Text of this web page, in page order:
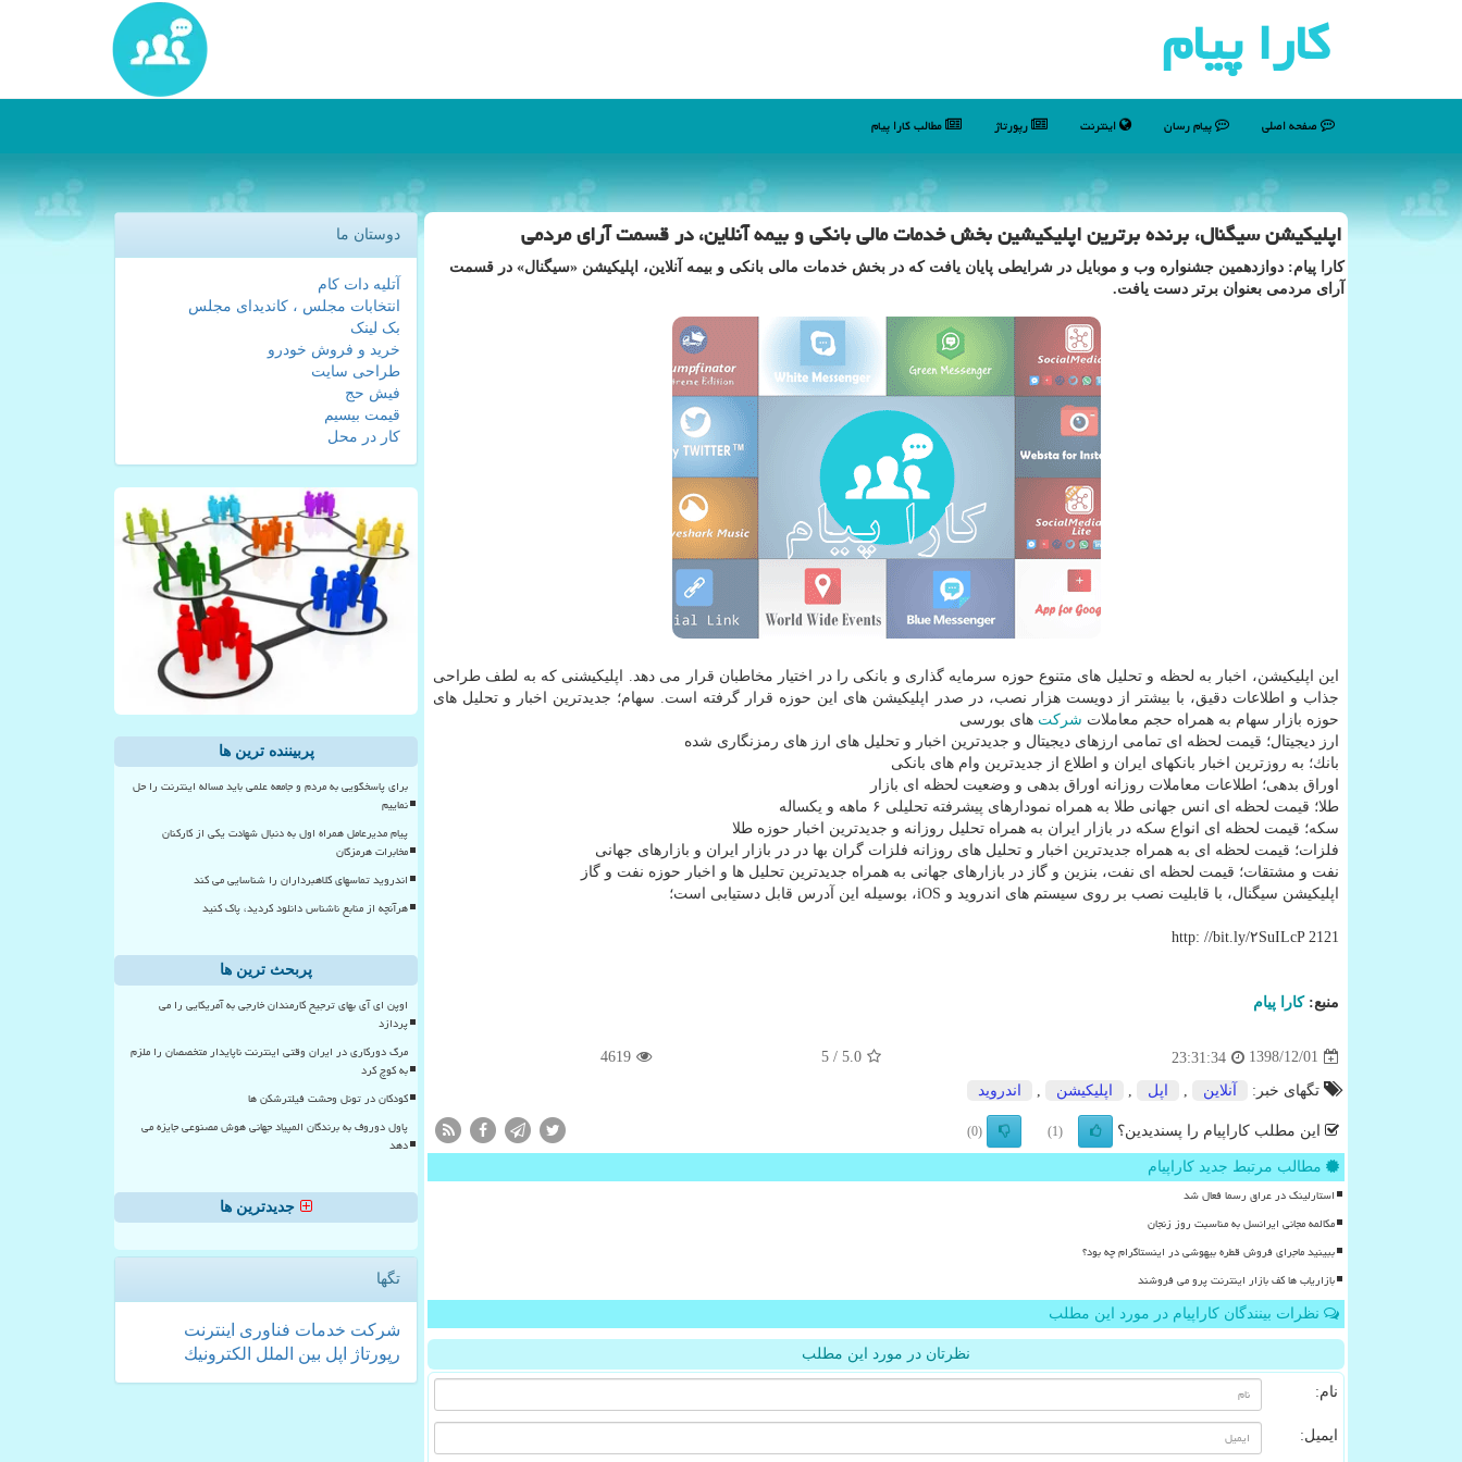
كارا پیام
صفحه اصلی پیام رسان اینترنت رپورتاژ مطالب كارا پیام
اپلیكیشن سیگنال، برنده برترین اپلیكیشین بخش خدمات مالی بانكی و بیمه آنلاین، در قسمت آرای مردمی
كارا پیام: دوازدهمین جشنواره وب و موبایل در شرایطی پایان یافت كه در بخش خدمات مالی بانكی و بیمه آنلاین، اپلیكیشن «سیگنال» در قسمت
آرای مردمی بعنوان برتر دست یافت.
این اپلیكیشن، اخبار به لحظه و تحلیل های متنوع حوزه سرمایه گذاری و بانكی را در اختیار مخاطبان قرار می دهد. اپلیكیشنی كه به لطف طراحی
جذاب و اطلاعات دقیق، با بیشتر از دویست هزار نصب، در صدر اپلیكیشن های این حوزه قرار گرفته است. سهام؛ جدیدترین اخبار و تحلیل های
حوزه بازار سهام به همراه حجم معاملات شركت های بورسی
ارز دیجیتال؛ قیمت لحظه ای تمامی ارزهای دیجیتال و جدیدترین اخبار و تحلیل های ارز های رمزنگاری شده
بانك؛ به روزترین اخبار بانكهای ایران و اطلاع از جدیدترین وام های بانكی
اوراق بدهی؛ اطلاعات معاملات روزانه اوراق بدهی و وضعیت لحظه ای بازار
طلا؛ قیمت لحظه ای انس جهانی طلا به همراه نمودارهای پیشرفته تحلیلی ۶ ماهه و یكساله
سكه؛ قیمت لحظه ای انواع سكه در بازار ایران به همراه تحلیل روزانه و جدیدترین اخبار حوزه طلا
فلزات؛ قیمت لحظه ای به همراه جدیدترین اخبار و تحلیل های روزانه فلزات گران بها در در بازار ایران و بازارهای جهانی
نفت و مشتقات؛ قیمت لحظه ای نفت، بنزین و گاز در بازارهای جهانی به همراه جدیدترین تحلیل ها و اخبار حوزه نفت و گاز
اپلیكیشن سیگنال، با قابلیت نصب بر روی سیستم های اندروید و iOS، بوسیله این آدرس قابل دستیابی است؛
http: //bit.ly/۲SuILcP 2121
منبع:كارا پیام
1398/12/01
23:31:34
5.0
/ 5
4619
تگهای خبر: آنلاین اپل اپلیكیشن اندروید
این مطلب کاراپیام را پسندیدین؟ (1)
(0)
مطالب مرتبط جدید کاراپیام
استارلینک در عراق رسما فعال شد
مکالمه مجانی ایرانسل به مناسبت روز زنجان
ببینید ماجرای فروش قطره بیهوشی در اینستاگرام چه بود؟
بازاریاب ها کف بازار اینترنت پرو می فروشند
نظرات بینندگان کاراپیام در مورد این مطلب
نظرتان در مورد این مطلب
نام:
ایمیل:
دوستان ما
آتلیه دات کام
انتخابات مجلس ، کاندیدای مجلس
بک لینک
خرید و فروش خودرو
طراحی سایت
فیش حج
قیمت بیسیم
کار در محل
پربیننده ترین ها
برای پاسخگویی به مردم و جامعه علمی باید مساله اینترنت را حل
نماییم
پیام مدیرعامل همراه اول به دنبال شهادت یکی از کارکنان
مخابرات هرمزگان
اندروید تماسهای کلاهبرداران را شناسایی می کند
هرآنچه از منابع ناشناس دانلود کردید، پاک کنید
پربحث ترین ها
اوپن ای آی بهای ترجیح کارمندان خارجی به آمریکایی را می
پردازد
مرگ دورکاری در ایران وقتی اینترنت ناپایدار متخصصان را ملزم
به کوچ کرد
کودکان در تونل وحشت فیلترشکن ها
پاول دوروف به برندگان المپیاد جهانی هوش مصنوعی جایزه می
دهد
جدیدترین ها
تگها
شركت خدمات فناوری اینترنت
رپورتاژ
اپل بین الملل الكترونیك